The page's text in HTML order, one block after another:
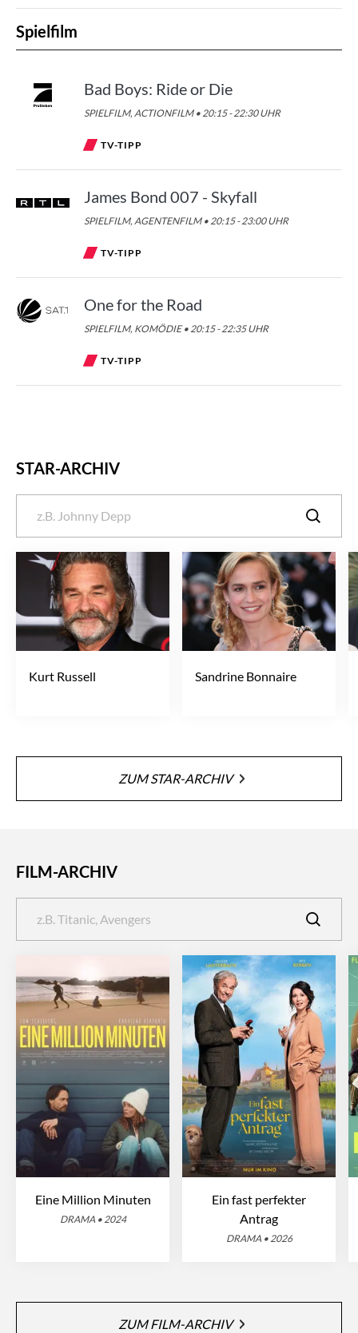
Spielfilm
Bad Boys: Ride or Die
SPIELFILM, ACTIONFILM • 20:15 - 22:30 UHR
TV-TIPP
James Bond 007 - Skyfall
SPIELFILM, AGENTENFILM • 20:15 - 23:00 UHR
TV-TIPP
One for the Road
SPIELFILM, KOMÖDIE • 20:15 - 22:35 UHR
TV-TIPP
STAR-ARCHIV
Kurt Russell Sandrine Bonnaire
ZUM STAR-ARCHIV
FILM-ARCHIV
Eine Million Minuten
DRAMA • 2024
Ein fast perfekter
Antrag
DRAMA • 2026
ZUM FILM-ARCHIV